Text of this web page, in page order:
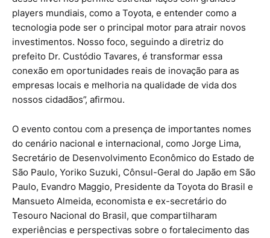
players mundiais, como a Toyota, e entender como a
tecnologia pode ser o principal motor para atrair novos
investimentos. Nosso foco, seguindo a diretriz do
prefeito Dr. Custódio Tavares, é transformar essa
conexão em oportunidades reais de inovação para as
empresas locais e melhoria na qualidade de vida dos
nossos cidadãos”, afirmou.
O evento contou com a presença de importantes nomes
do cenário nacional e internacional, como Jorge Lima,
Secretário de Desenvolvimento Econômico do Estado de
São Paulo, Yoriko Suzuki, Cônsul-Geral do Japão em São
Paulo, Evandro Maggio, Presidente da Toyota do Brasil e
Mansueto Almeida, economista e ex-secretário do
Tesouro Nacional do Brasil, que compartilharam
experiências e perspectivas sobre o fortalecimento das